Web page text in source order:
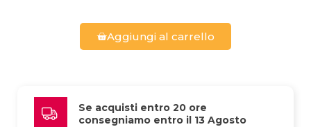
Aggiungi al carrello
Se acquisti entro 20 ore
consegniamo entro il 13 Agosto